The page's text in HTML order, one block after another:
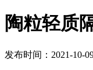
陶粒轻质
发布时间：2021-10-